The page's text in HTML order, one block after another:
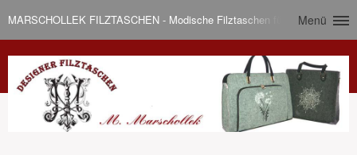
MARSCHOLLEK FILZTASCHEN - Modische Filztaschen für Menü